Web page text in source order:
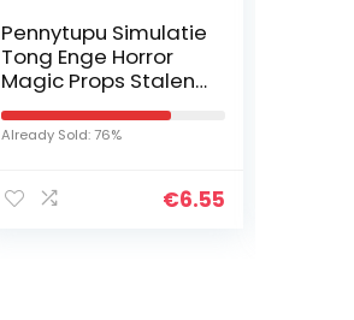
Pennytupu Simulatie
Tong Enge Horror
Magic Props Stalen
Naalden Tong Nep
Tong Halloween
Grappige Partij
Already Sold: 76%
€6.55